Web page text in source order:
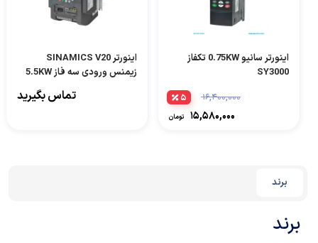
اینورتر سانیو 0.75KW تکفاز
SY3000
۱۶,۴۰۰,۰۰۰
۱۵,۵۸۰,۰۰۰ تومان
۵
اینورتر SINAMICS V20
زیمنس ورودی سه فاز 5.5KW
تماس بگیرید
برند
برند